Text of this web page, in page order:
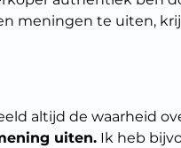
meningen te uiten,
altijd de waarheid
uiten. Ik heb